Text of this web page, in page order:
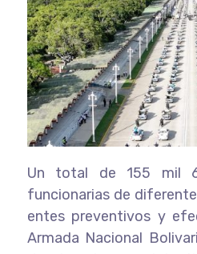
Un total de 155 mil
funcionarias de
entes preventivos y
Armada Nacional